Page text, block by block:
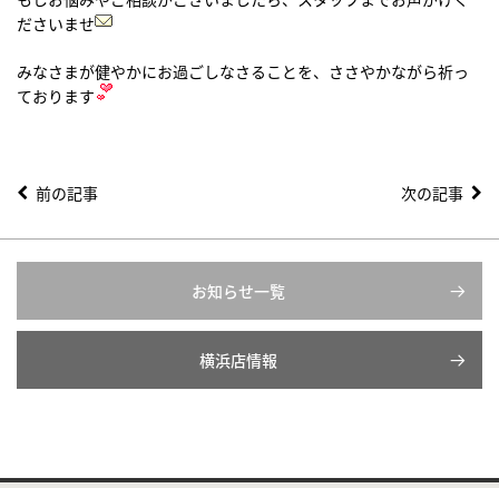
ださいませ
みなさまが健やかにお過ごしなさることを、ささやかながら祈っ
ております
前の記事 次の記事
お知らせ一覧
横浜店情報